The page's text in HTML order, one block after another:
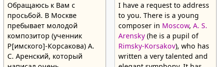
Обращаюсь к Вам с
просьбой. В Москве
пребывает молодой
композитор (ученник
Р[имского]-Корсакова) А.
С. Аренский, который
I have a request to address
to you. There is a young
composer in Moscow, A. S.
Arensky(he is a pupil of
Rimsky-Korsakov), who has
written a very talented and